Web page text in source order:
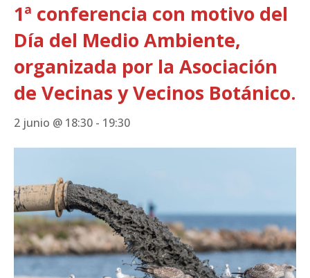
1ª conferencia con motivo del
Día del Medio Ambiente,
organizada por la Asociación
de Vecinas y Vecinos Botánico.
2 junio @ 18:30 - 19:30